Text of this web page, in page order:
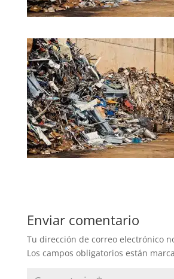
Enviar comentario
Tu dirección de correo electrónico
Los campos obligatorios están